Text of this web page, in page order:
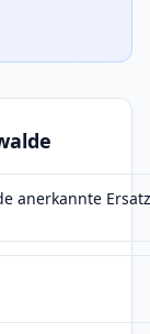
anerkannte